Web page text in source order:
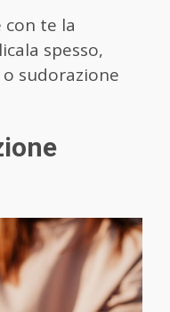
te la
spesso,
sudorazione